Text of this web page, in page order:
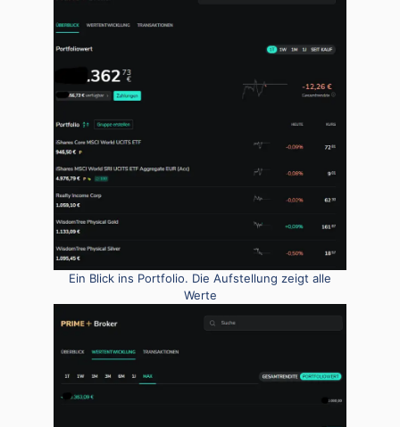
Ein Blick ins Portfolio. Die Aufstellung zeigt alle
Werte